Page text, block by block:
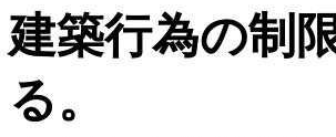
建築行為の制
る。